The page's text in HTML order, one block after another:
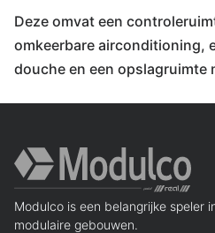
Deze omvat een
omkeerbare airconditioning,
douche en een opslagruimte
Modulco is een belangrijke speler
modulaire gebouwen.